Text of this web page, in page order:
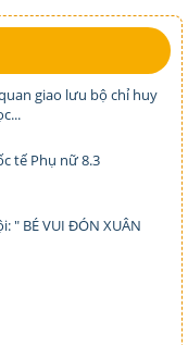
giao lưu bộ chỉ huy
tế Phụ nữ 8.3
" BÉ VUI ĐÓN XUÂN